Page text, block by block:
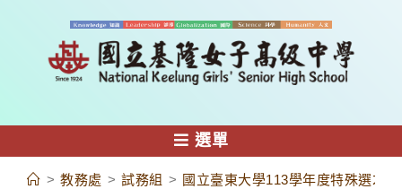
容
選單
> 教務處 > 試務組 > 國立臺東大學113學年度特殊選才